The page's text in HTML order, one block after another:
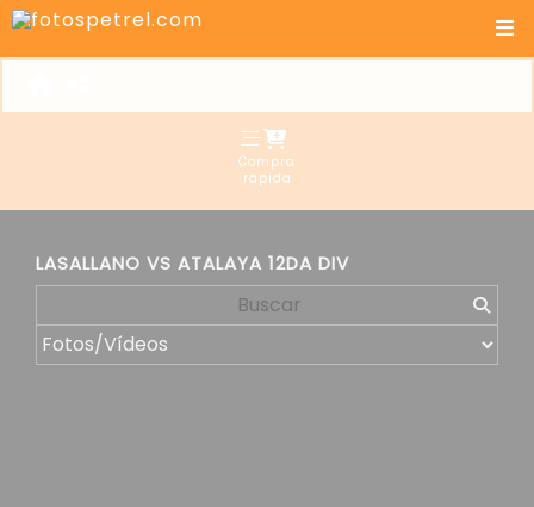
Compra
rápida
LASALLANO VS ATALAYA 12DA DIV